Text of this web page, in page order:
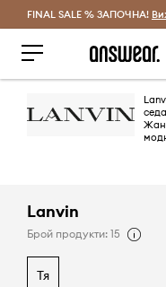
FINAL SALE % ЗАПОЧНА!
Lanvin
Брой продукти: 15
тя